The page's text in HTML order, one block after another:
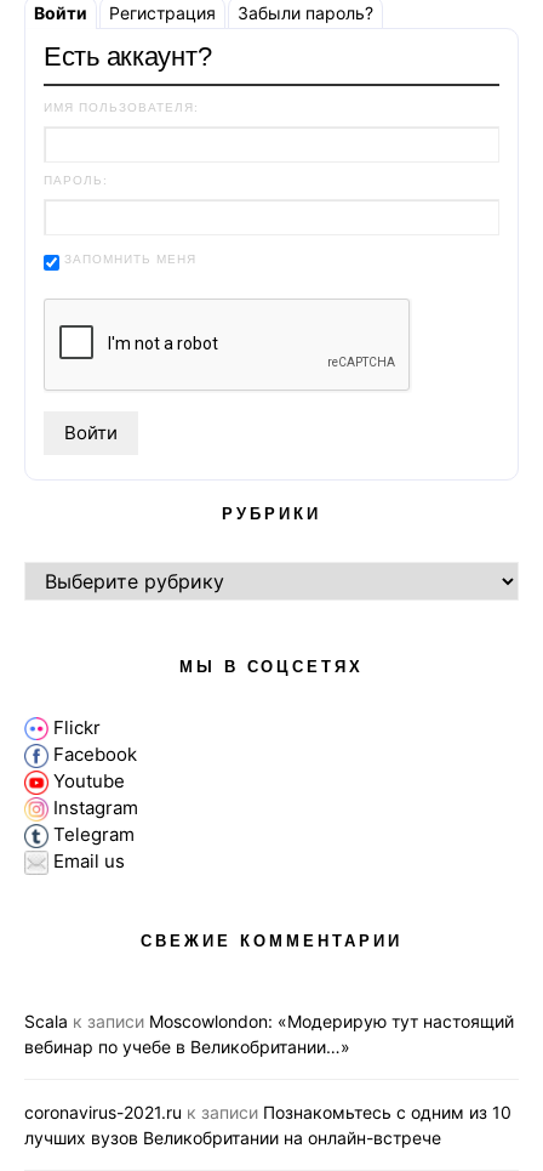
Войти Регистрация Забыли пароль?
Есть аккаунт?
ИМЯ ПОЛЬЗОВАТЕЛЯ:
ПАРОЛЬ:
ЗАПОМНИТЬ МЕНЯ
РУБРИКИ
МЫ В СОЦСЕТЯХ
Flickr
Facebook
Youtube
Instagram
Telegram
Email us
СВЕЖИЕ КОММЕНТАРИИ
Scala к записи Moscowlondon: «Модерирую тут настоящий
вебинар по учебе в Великобритании…»
coronavirus-2021.ru к записи Познакомьтесь с одним из 10
лучших вузов Великобритании на онлайн-встрече